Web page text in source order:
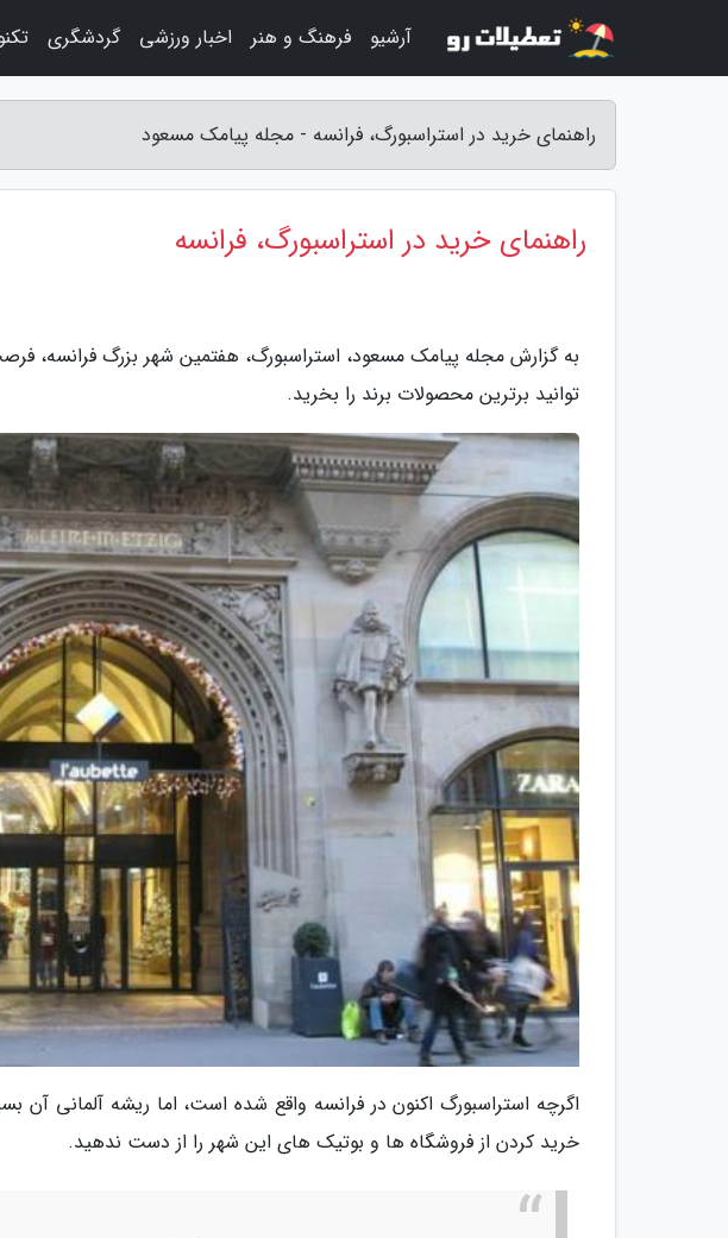
راهنمای خرید در استراسبورگ، فرانسه - مجله پیامک مسعود
راهنمای خرید در استراسبورگ، فرانسه
به گزارش مجله پیامک مسعود، استراسبورگ، هفتمین شهر بزرگ فرانسه،
توانید برترین محصولات برند را بخرید.
اگرچه استراسبورگ اکنون در فرانسه واقع شده است، اما ریشه آلمانی آن
خرید کردن از فروشگاه ها و بوتیک های این شهر را از دست ندهید.
آرشیو فرهنگ و هنر اخبار ورزشی گردشگری